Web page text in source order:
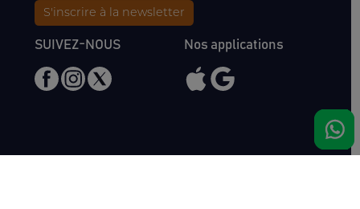
S'inscrire à la newsletter
SUIVEZ-NOUS Nos applications